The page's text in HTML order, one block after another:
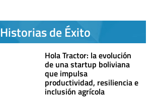
Historias de Éxito
Hola Tractor: la evolución
de una startup boliviana
que impulsa
productividad, resiliencia e
inclusión agrícola